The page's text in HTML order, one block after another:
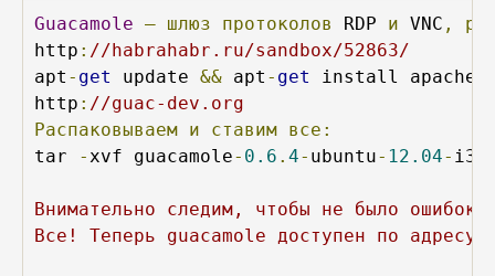
Guacamole — шлюз протоколов RDP и VNC ,
http : //habrahabr.ru/sandbox/52863/
apt - get update && apt - get
install apache2
http : //guac-dev.org
Распаковываем и ставим все:
tar
- xvf guacamole- 0.6 . 4- ubuntu- 12.04-
Внимательно следим, чтобы не было ошибок
Все! Теперь guacamole доступен по